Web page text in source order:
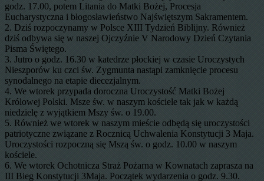
godz. 17.00, potem Litania do Matki Bożej, Procesja
Eucharystyczna i błogosławieństwo Najświętszym Sakramentem.
2. Dziś rozpoczynamy w Polsce XIII Tydzień Biblijny. Również
dziś odbywa się w naszej Ojczyźnie V Narodowy Dzień Czytania
Pisma Świętego.
3. Jutro o godz. 16.30 w katedrze płockiej w czasie Uroczystych
Nieszporów ku czci św. Zygmunta nastąpi zamknięcie procesu
synodalnego na etapie diecezjalnym.
4. We wtorek przypada doroczna Uroczystość Matki Bożej
Królowej Polski. Msze św. w naszym kościele tak jak w każdą
niedzielę z wyjątkiem Mszy św. o 19.00.
5. Również we wtorek w naszym mieście odbędą się uroczystości
patriotyczne związane z Rocznicą Uchwalenia Konstytucji 3 Maja.
Uroczystości rozpoczną się Mszą św. o godz. 10.00 w naszym
kościele.
6. We wtorek Ochotnicza Straż Pożarna w Kownatach zaprasza na
III Bieg Konstytucji 3Maja. Początek wydarzenia o godz. 9.30.